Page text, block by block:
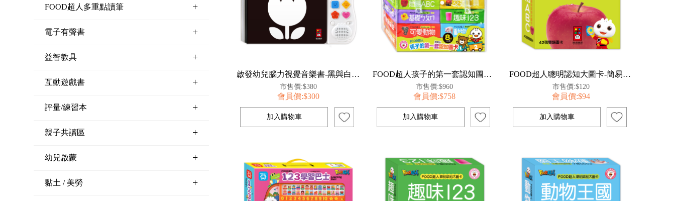
FOOD超人多重點讀筆 +
電子有聲書 +
益智教具 +
互動遊戲書 +
評量/練習本 +
親子共讀區 +
幼兒啟蒙 +
黏土 / 美勞 +
啟發幼兒腦力視覺音樂書-黑與白*新版
市售價:$380
會員價:$300
FOOD超人孩子的第一套認知圖卡(全套八盒)*新版
市售價:$960
會員價:$758
FOOD超人聰明認知大圖卡-簡易ABC*新版
市售價:$120
會員價:$94